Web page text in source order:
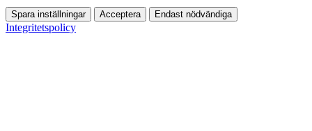
Spara inställningar Acceptera Endast nödvändiga
Integritetspolicy